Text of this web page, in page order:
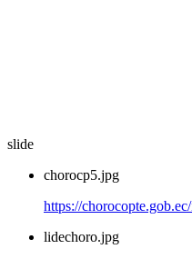
slide
chorocp5.jpg
https://
lidechoro.jpg